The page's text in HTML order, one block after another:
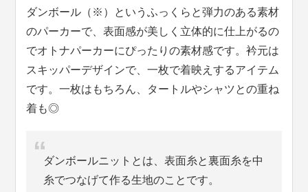
ダンボール（※）というふっくらと弾力のある素材
のパーカーで、表面感が美しく立体的に仕上がるの
でオトナパーカーにぴったりの素材感です。衿元は
スキッパーデザインで、一枚で着映えするアイテム
です。一枚はもちろん、タートルやシャツとの重ね
着も◎
ダンボールニットとは、表面糸と裏面糸を中
糸でつなげて作る生地のことです。